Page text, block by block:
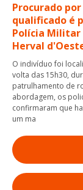
Procurado
qualificado é
Polícia Militar
Herval
O indivíduo foi
volta das 15h30,
patrulhamento de
abordagem, os
confirmaram que
um ma